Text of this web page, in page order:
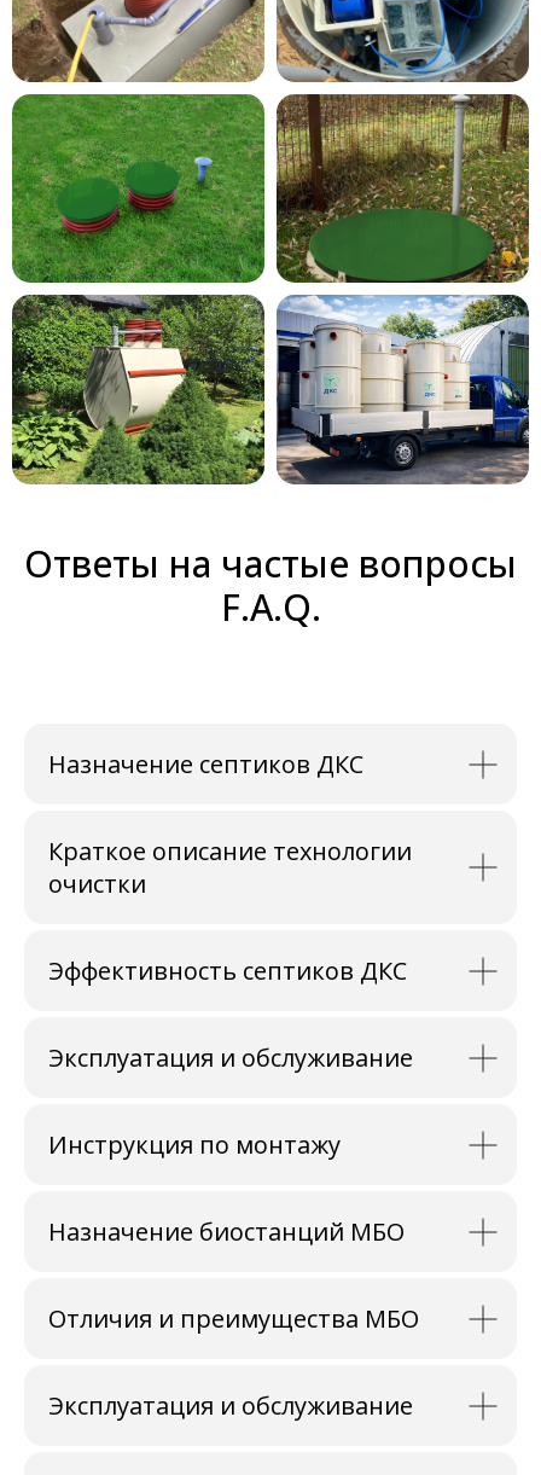
Ответы на частые вопросы
F.A.Q.
Назначение септиков ДКС
Краткое описание технологии
очистки
Эффективность септиков ДКС
Эксплуатация и обслуживание
Инструкция по монтажу
Назначение биостанций МБО
Отличия и преимущества МБО
Эксплуатация и обслуживание